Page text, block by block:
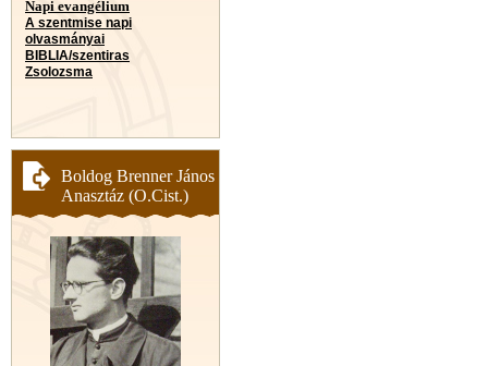
Napi evangélium
A szentmise napi
olvasmányai
BIBLIA/szentiras
Zsolozsma
Boldog Brenner János
Anasztáz (O.Cist.)